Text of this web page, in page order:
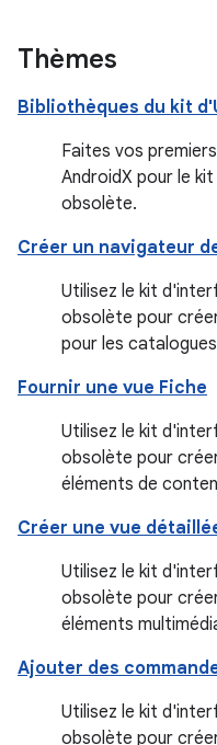
Thèmes
Bibliothèques du kit
Faites vos
AndroidX pour le
obsolète.
Créer un navigateur
Utilisez le kit
obsolète pour
pour les
Fournir une vue Fiche
Utilisez le kit
obsolète pour
éléments de
Créer une vue
Utilisez le kit
obsolète pour
éléments
Ajouter des
Utilisez le kit
obsolète pour